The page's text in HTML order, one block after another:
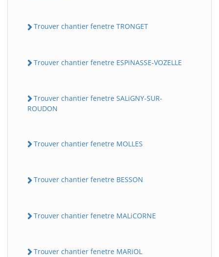
Trouver chantier fenetre TRONGET
Trouver chantier fenetre ESPiNASSE-VOZELLE
Trouver chantier fenetre SALiGNY-SUR-
ROUDON
Trouver chantier fenetre MOLLES
Trouver chantier fenetre BESSON
Trouver chantier fenetre MALiCORNE
Trouver chantier fenetre MARiOL